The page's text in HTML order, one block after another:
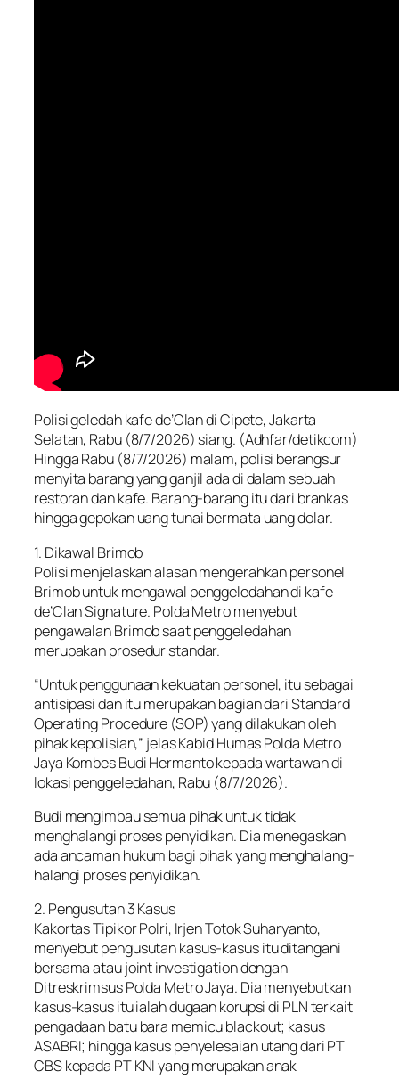
Polisi geledah kafe de’Clan di Cipete, Jakarta
Selatan, Rabu (8/7/2026) siang. (Adhfar/detikcom)
Hingga Rabu (8/7/2026) malam, polisi berangsur
menyita barang yang ganjil ada di dalam sebuah
restoran dan kafe. Barang-barang itu dari brankas
hingga gepokan uang tunai bermata uang dolar.
1. Dikawal Brimob
Polisi menjelaskan alasan mengerahkan personel
Brimob untuk mengawal penggeledahan di kafe
de’Clan Signature. Polda Metro menyebut
pengawalan Brimob saat penggeledahan
merupakan prosedur standar.
“Untuk penggunaan kekuatan personel, itu sebagai
antisipasi dan itu merupakan bagian dari Standard
Operating Procedure (SOP) yang dilakukan oleh
pihak kepolisian,” jelas Kabid Humas Polda Metro
Jaya Kombes Budi Hermanto kepada wartawan di
lokasi penggeledahan, Rabu (8/7/2026).
Budi mengimbau semua pihak untuk tidak
menghalangi proses penyidikan. Dia menegaskan
ada ancaman hukum bagi pihak yang menghalang-
halangi proses penyidikan.
2. Pengusutan 3 Kasus
Kakortas Tipikor Polri, Irjen Totok Suharyanto,
menyebut pengusutan kasus-kasus itu ditangani
bersama atau joint investigation dengan
Ditreskrimsus Polda Metro Jaya. Dia menyebutkan
kasus-kasus itu ialah dugaan korupsi di PLN terkait
pengadaan batu bara memicu blackout; kasus
ASABRI; hingga kasus penyelesaian utang dari PT
CBS kepada PT KNI yang merupakan anak